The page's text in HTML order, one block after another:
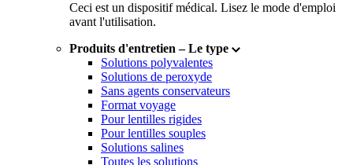
Ceci est un dispositif médical. Lisez le mode d'emploi
avant l'utilisation.
Produits d'entretien –Le type
Solutions polyvalentes
Solutions de peroxyde
Sans agents conservateurs
Format voyage
Pour lentilles rigides
Pour lentilles souples
Solutions salines
Toutes les solutions